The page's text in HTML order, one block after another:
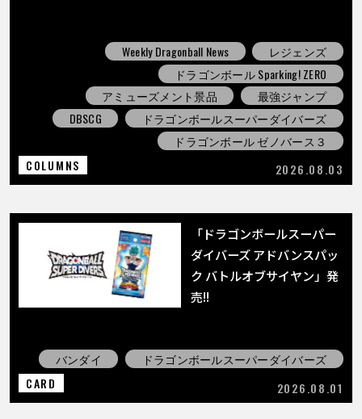
Weekly Dragonball News
レジェンズ
ドラゴンボール Sparking! ZERO
アミューズメント景品
最強ジャンプ
DBSCG
ドラゴンボールスーパーダイバーズ
ドラゴンボール ゼノバース３
COLUMNS
2026.08.03
「ドラゴンボールスーパー
ダイバーズ アドバンスパッ
ク バトルオブサイヤン」発
売!!
バンダイ
ドラゴンボールスーパーダイバーズ
CARD
2026.08.01